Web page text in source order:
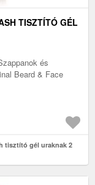
TISZTÍTÓ GÉL
és
Beard & Face
tisztító gél uraknak 2